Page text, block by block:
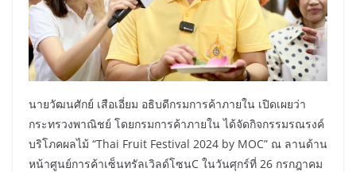
นายวัฒนศักย์ เสือเอี่ยม อธิบดีกรมการค้าภายใน เปิดเผยว่า
กระทรวงพาณิชย์ โดยกรมการค้าภายใน ได้จัดกิจกรรมรณรงค์
บริโภคผลไม้ “Thai Fruit Festival 2024 by MOC” ณ ลานด้าน
หน้าศูนย์การค้าเซ็นทรัลเวิลด์โซนC ในวันศุกร์ที่ 26 กรกฎาคม